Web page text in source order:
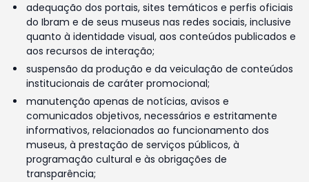
adequação dos portais, sites temáticos e perfis oficiais
do Ibram e de seus museus nas redes sociais, inclusive
quanto à identidade visual, aos conteúdos publicados e
aos recursos de interação;
suspensão da produção e da veiculação de conteúdos
institucionais de caráter promocional;
manutenção apenas de notícias, avisos e
comunicados objetivos, necessários e estritamente
informativos, relacionados ao funcionamento dos
museus, à prestação de serviços públicos, à
programação cultural e às obrigações de
transparência;